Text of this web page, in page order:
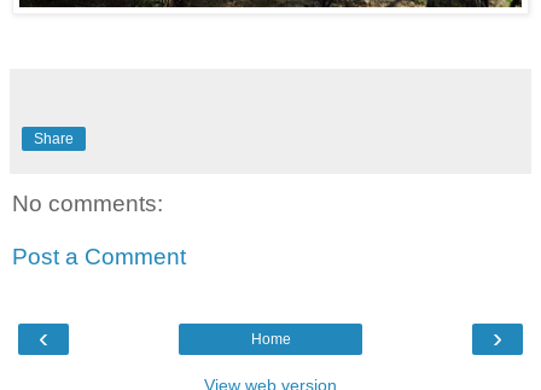
Share
No comments:
Post a Comment
‹ ›
Home
View web version